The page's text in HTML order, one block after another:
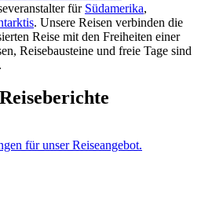
für Südamerika,
. Unsere Reisen verbinden die
Reise mit den Freiheiten einer
Reisebausteine und freie Tage sind
für unser Reiseangebot.